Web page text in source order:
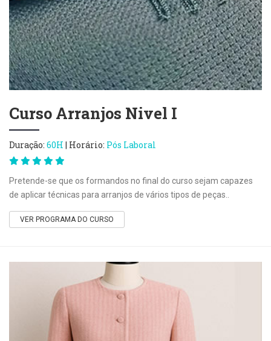
Curso Arranjos Nivel I
Duração: 60H | Horário: Pós Laboral
Pretende-se que os formandos no final do curso sejam capazes
de aplicar técnicas para arranjos de vários tipos de peças..
VER PROGRAMA DO CURSO